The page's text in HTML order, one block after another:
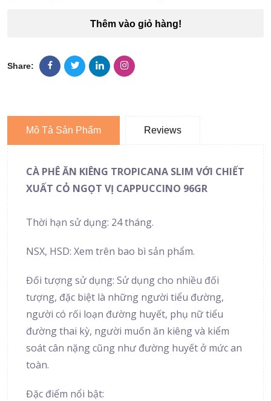
Thêm vào giỏ hàng!
Share:
Mô Tả Sản Phẩm Reviews
CÀ PHÊ ĂN KIÊNG TROPICANA SLIM VỚI CHIẾT
XUẤT CỎ NGỌT VỊ CAPPUCCINO 96GR
Thời hạn sử dụng: 24 tháng.
NSX, HSD: Xem trên bao bì sản phẩm.
Đối tượng sử dụng: Sử dụng cho nhiều đối
tượng, đặc biệt là những người tiểu đường,
người có rối loạn đường huyết, phụ nữ tiểu
đường thai kỳ, người muốn ăn kiêng và kiểm
soát cân nặng cũng như đường huyết ở mức an
toàn.
Đặc điểm nổi bật: